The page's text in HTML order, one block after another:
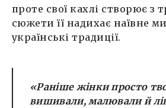
проте свої кахлі створює з
сюжети її надихає наївне
українські традиції.
«Раніше жінки просто
вишивали, малювали й